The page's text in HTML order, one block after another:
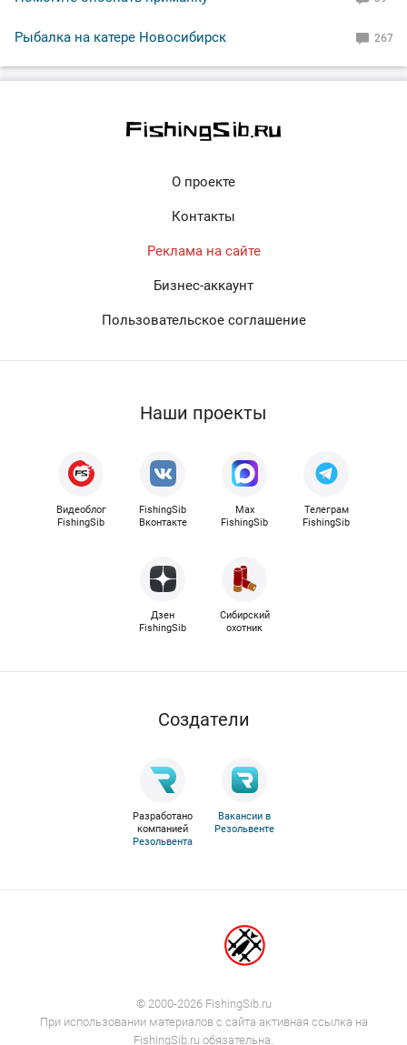
Рыбалка на катере Новосибирск 267
О проекте
Контакты
Реклама на сайте
Бизнес-аккаунт
Пользовательское соглашение
Наши проекты
Видеоблог
FishingSib
FishingSib
Вконтакте
Max
FishingSib
Телеграм
FishingSib
Дзен
FishingSib
Сибирский
охотник
Cоздатели
Разработано
компанией
Резольвента
Вакансии в
Резольвенте
© 2000-2026 FishingSib.ru
При использовании материалов с сайта активная ссылка на
FishingSib.ru обязательна.